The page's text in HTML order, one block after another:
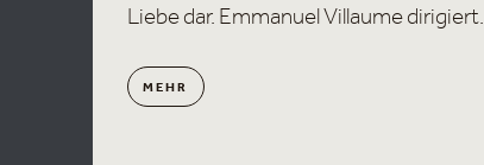
Liebe dar. Emmanuel Villaume dirigiert.
MEHR